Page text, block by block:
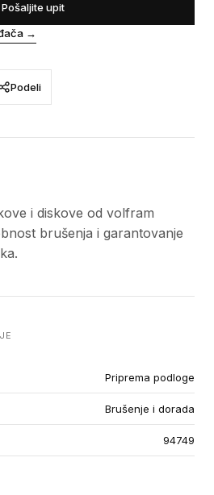
Pošaljite upit
→
Podeli
i diskove od volfram
brušenja i garantovanje
Priprema podloge
Brušenje i dorada
94749